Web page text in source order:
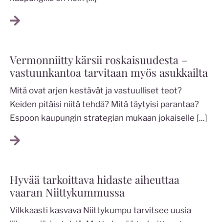
Vermonniitty kärsii roskaisuudesta –
vastuunkantoa tarvitaan myös asukkailta
Mitä ovat arjen kestävät ja vastuulliset teot?
Keiden pitäisi niitä tehdä? Mitä täytyisi parantaa?
Espoon kaupungin strategian mukaan jokaiselle [...]
Hyvää tarkoittava hidaste aiheuttaa
vaaran Niittykummussa
Vilkkaasti kasvava Niittykumpu tarvitsee uusia